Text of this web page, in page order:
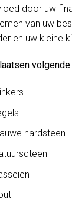
door uw
van uw
en uw kleine
hardsteen